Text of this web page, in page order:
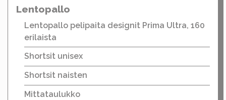
Lentopallo
Lentopallo pelipaita designit Prima Ultra, 160
erilaista
Shortsit unisex
Shortsit naisten
Mittataulukko